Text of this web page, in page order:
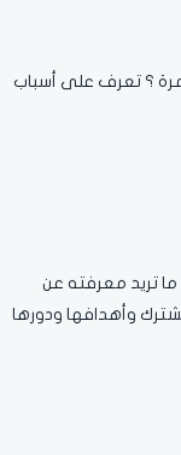
؟ تعرف على أسباب
تريد معرفته عن
وأهدافها ودورها